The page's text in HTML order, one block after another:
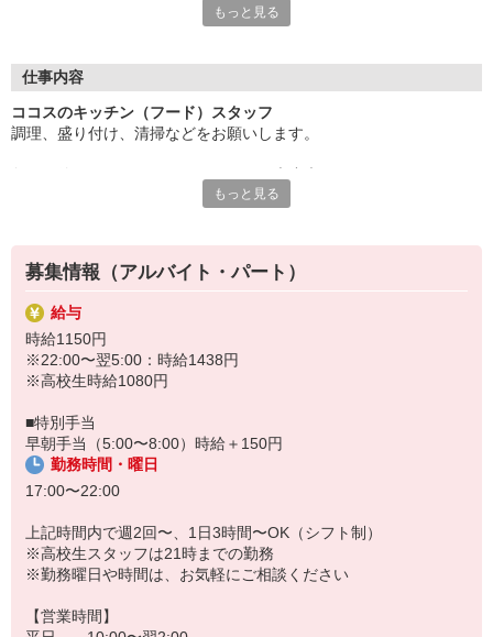
て、学業とアルバイトを無理なく両立できます。
トの時間もしっかり確保。未経験でも大歓迎！先輩スタッフがし
楽しい職場で、新しい経験を積みながら、学生生活をもっと充実
すき家・はま寿司など、ゼンショーグループで使える割引制度あ
もっと見る
仕事内容
ココスのキッチン（フード）スタッフ
調理、盛り付け、清掃などをお願いします。
まずは盛り付けやお皿洗いなどからお任せするので
ゆくゆくはハンバーグやスパゲッティなどのメニューも担当してい
ただきます。
（マニュアルあり）
もっと見る
募集情報（アルバイト・パート）
給与
時給1150円
※22:00〜翌5:00：時給1438円
※高校生時給1080円
■特別手当
早朝手当（5:00〜8:00）時給＋150円
勤務時間・曜日
17:00〜22:00
上記時間内で週2回〜、1日3時間〜OK（シフト制）
※高校生スタッフは21時までの勤務
※勤務曜日や時間は、お気軽にご相談ください
【営業時間】